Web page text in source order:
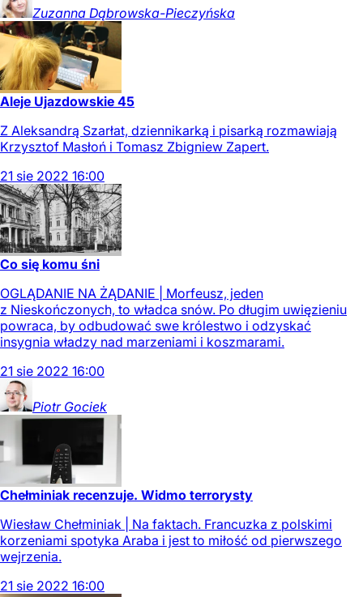
Zuzanna Dąbrowska-Pieczyńska
Aleje Ujazdowskie 45
Z Aleksandrą Szarłat, dziennikarką i pisarką rozmawiają
Krzysztof Masłoń i Tomasz Zbigniew Zapert.
21 sie 2022 16:00
Co się komu śni
OGLĄDANIE NA ŻĄDANIE | Morfeusz, jeden
z Nieskończonych, to władca snów. Po długim uwięzieniu
powraca, by odbudować swe królestwo i odzyskać
insygnia władzy nad marzeniami i koszmarami.
21 sie 2022 16:00
Piotr Gociek
Chełminiak recenzuje. Widmo terrorysty
Wiesław Chełminiak | Na faktach. Francuzka z polskimi
korzeniami spotyka Araba i jest to miłość od pierwszego
wejrzenia.
21 sie 2022 16:00